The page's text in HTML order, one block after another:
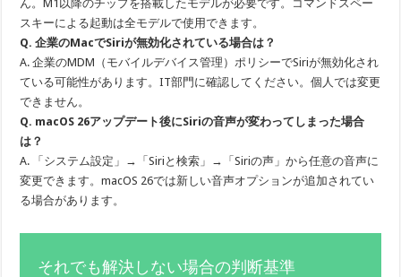
ん。M1以降のチップを搭載したモデルが必要です。コマンドスペー
スキーによる起動は全モデルで使用できます。
Q. 企業のMacでSiriが無効化されている場合は？
A. 企業のMDM（モバイルデバイス管理）ポリシーでSiriが無効化され
ている可能性があります。IT部門に確認してください。個人では変更
できません。
Q. macOS 26アップデート後にSiriの音声が変わってしまった場合
は？
A. 「システム設定」→「Siriと検索」→「Siriの声」から任意の音声に
変更できます。macOS 26では新しい音声オプションが追加されてい
る場合があります。
それでも解決しない場合の判断基準